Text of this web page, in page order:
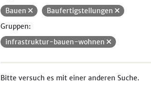
Bauen
Baufertigstellungen
Gruppen:
infrastruktur-bauen-wohnen
Bitte versuch es mit einer anderen Suche.